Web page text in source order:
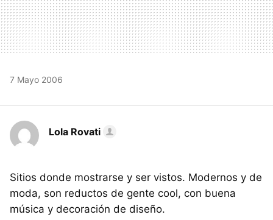
7 Mayo 2006
Lola Rovati
Sitios donde mostrarse y ser vistos. Modernos y de
moda, son reductos de gente cool, con buena
música y decoración de diseño.